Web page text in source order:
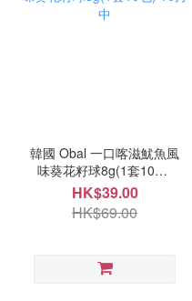
韓國 Obal 一口喀滋魷魚風
味葵花籽球8g(1套10包)
10月中
HK$39.00
HK$69.00